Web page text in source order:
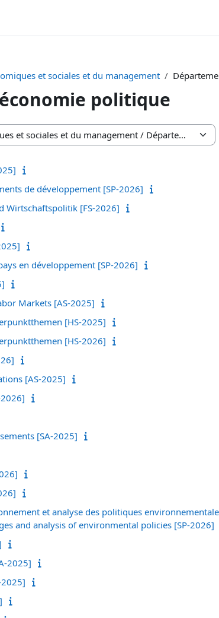
et sociales et du management
politique
de développement [SP-2026]
Wirtschaftspolitik [FS-2026]
en développement [SP-2026]
Markets [AS-2025]
[HS-2025]
[HS-2026]
[AS-2025]
[SA-2025]
et analyse des politiques
and analysis of environmental policies [SP-2026]
2025]